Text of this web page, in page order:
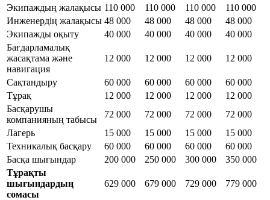
Экипаждың жалақысы 110 000 110 000 110 000
110 000
Инженердің жалақысы 48 000 48 000 48 000
48 000
Экипажды оқыту
40 000 40 000 40 000
40 000
Бағдарламалық
жасақтама және
навигация
12 000 12 000 12 000 12 000
Сақтандыру 60 000 60 000 60 000
60 000
Тұрақ
12 000 12 000 12 000
12 000
Басқарушы
компанияның табысы
72 000 72 000 72 000
72 000
Лагерь
15 000 15 000 15 000
15 000
Техникалық басқару
60 000 60 000 60 000
60 000
Басқа шығындар
200 000 250 000 300 000
350 000
Тұрақты
шығындардың
сомасы
629 000 679 000 729 000 779 000